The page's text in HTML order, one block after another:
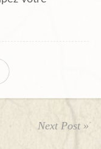
Next Post »